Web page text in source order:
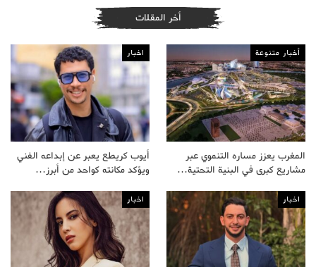
أخر المقلات
أخبار متنوعة
المغرب يعزز مساره التنموي عبر
مشاريع كبرى في البنية التحتية…
اخبار
أيوب كريطع يعبر عن إبداعه الفني
ويؤكد مكانته كواحد من أبرز…
اخبار اخبار